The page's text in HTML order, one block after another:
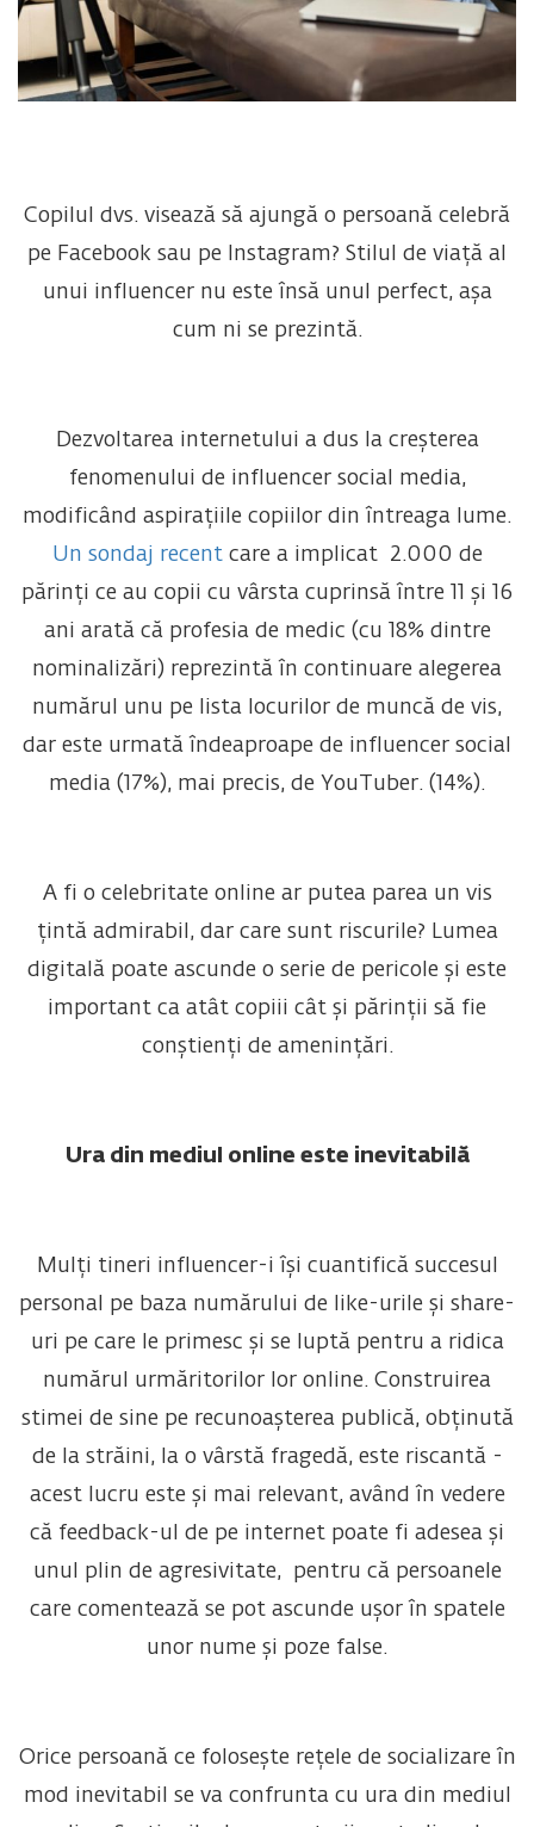
Copilul dvs. visează să ajungă o persoană celebră
pe Facebook sau pe Instagram? Stilul de viață al
unui influencer nu este însă unul perfect, așa
cum ni se prezintă.
Dezvoltarea internetului a dus la creșterea
fenomenului de influencer social media,
modificând aspirațiile copiilor din întreaga lume.
Un sondaj recentcare a implicat 2.000 de
părinți ce au copii cu vârsta cuprinsă între 11 și 16
ani arată că profesia de medic (cu 18% dintre
nominalizări) reprezintă în continuare alegerea
numărul unu pe lista locurilor de muncă de vis,
dar este urmată îndeaproape de influencer social
media (17%), mai precis, de YouTuber. (14%).
A fi o celebritate online ar putea parea un vis
țintă admirabil, dar care sunt riscurile? Lumea
digitală poate ascunde o serie de pericole și este
important ca atât copiii cât și părinții să fie
conștienți de amenințări.
Ura din mediul online este inevitabilă
Mulți tineri influencer-i își cuantifică succesul
personal pe baza numărului de like-urile și share-
uri pe care le primesc și se luptă pentru a ridica
numărul urmăritorilor lor online. Construirea
stimei de sine pe recunoașterea publică, obținută
de la străini, la o vârstă fragedă, este riscantă -
acest lucru este și mai relevant, având în vedere
că feedback-ul de pe internet poate fi adesea și
unul plin de agresivitate, pentru că persoanele
care comentează se pot ascunde ușor în spatele
unor nume și poze false.
Orice persoană ce folosește rețele de socializare în
mod inevitabil se va confrunta cu ura din mediul